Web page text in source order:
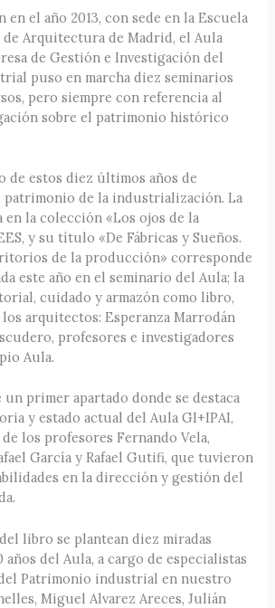
en el año 2013, con sede en la Escuela
Arquitectura de Madrid, el Aula
de Gestión e Investigación del
puso en marcha diez seminarios
pero siempre con referencia al
sobre el patrimonio histórico
de estos diez últimos años de
patrimonio de la industrialización. La
la colección «Los ojos de la
y su título «De Fábricas y Sueños.
de la producción» corresponde
este año en el seminario del Aula; la
cuidado y armazón como libro,
arquitectos: Esperanza Marrodán
profesores e investigadores
Aula.
primer apartado donde se destaca
y estado actual del Aula GI+IPAI,
los profesores Fernando Vela,
García y Rafael Gutifi, que tuvieron
en la dirección y gestión del
libro se plantean diez miradas
años del Aula, a cargo de especialistas
Patrimonio industrial en nuestro
Miguel Alvarez Areces, Julián